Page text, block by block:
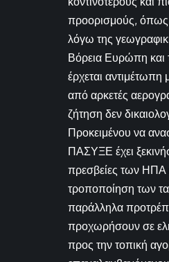
προορισμούς,
λόγω της
Βόρεια Ευρώπη και
έρχεται
από αρκετές
ζήτηση δεν
Προκειμένου να
ΠΑΣΥΞΕ έχει
πρεσβείες των ΗΠΑ
τροποποίηση των
παράλληλα
προχωρήσουν σε
προς την τοπική